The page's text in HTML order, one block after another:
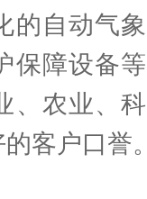
的自动气
保障设备
、农业、
客户口誉